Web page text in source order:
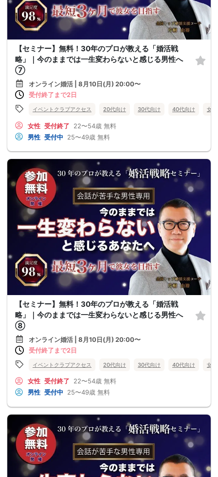
【セミナー】無料！30年のプロが教える「婚活戦
略」｜今のままでは一生変わらないと感じる男性へ
⑦
オンライン婚活 | 8月10日(月) 20:00〜
受付終了まで2日
イベントクラブアクセス 20代向け 30代向け 40代向け 女
女性 受付終了 22〜54歳 無料
男性 受付中 25〜49歳 無料
【セミナー】無料！30年のプロが教える「婚活戦
略」｜今のままでは一生変わらないと感じる男性へ
⑧
オンライン婚活 | 8月10日(月) 20:00〜
受付終了まで2日
イベントクラブアクセス 20代向け 30代向け 40代向け 女
女性 受付終了 22〜54歳 無料
男性 受付中 25〜49歳 無料